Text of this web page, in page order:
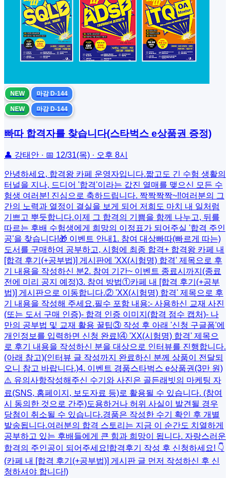
NEW 마감 D-144
NEW 마감 D-144
빠따 합격자를 찾습니다(스타벅스 e상품권 증정)
👤 강태안 · 📅 12/31(목) · 오후 8시
안녕하세요, 합격왕 카페 운영자입니다.​짧고도 긴 수험 생활의
터널을 지나, 드디어 '합격'이라는 값진 열매를 맺으신 모든 수
험생 여러분! 진심으로 축하드립니다. 짝짝짝짝~!!​여러분의 그
간의 노력과 열정이 결실을 보게 되어 저희도 마치 내 일처럼
기쁘고 뿌듯합니다.이제 그 합격의 기쁨을 함께 나누고, 뒤를
따르는 후배 수험생에게 희망의 이정표가 되어주실 '합격 주인
공'을 찾습니다!​​🎁 이벤트 안내1. 참여 대상빠따(빠르게 따는)
도서를 구매하여 공부하고, 시험에 최종 합격+ 합격왕 카페 내
[합격 후기(+공부법)] 게시판에 'XX(시험명) 합격' 제목으로 후
기 내용을 작성하신 분​2. 참여 기간~ 이벤트 종료시까지(종료
전에 미리 공지 예정)​3. 참여 방법①카페 내 [합격 후기(+공부
법)] 게시판으로 이동합니다.② 'XX(시험명) 합격' 제목으로 후
기 내용을 작성해 주세요.​필수 포함 내용:- 사용하신 교재 사진
(또는 도서 구매 인증)- 합격 인증 이미지(합격 점수 캡처)- 나
만의 공부법 및 교재 활용 꿀팁​③ ​작성 후 아래 '신청 구글폼'에
개인정보를 입력하면 신청 완료!④ 'XX(시험명) 합격' 제목으
로 후기 내용을 작성하신 분을 대상으로 인터뷰를 진행합니다.
(아래 참고)(인터뷰 글 작성까지 완료하신 분께 상품이 전달되
오니 참고 바랍니다.)4. 이벤트 경품스타벅스 e상품권(3만 원)​
⚠️ 유의사항작성해주신 수기와 사진은 골든래빗의 마케팅 자
료(SNS, 홈페이지, 보도자료 등)로 활용될 수 있습니다. (참여
시 동의한 것으로 간주)도용하거나 허위 사실이 발견될 경우
당첨이 취소될 수 있습니다.경품은 작성한 수기 확인 후 개별
발송됩니다.여러분의 합격 스토리는 지금 이 순간도 치열하게
공부하고 있는 후배들에게 큰 힘과 희망이 됩니다. 자랑스러운
합격의 주인공이 되어주세요!​합격후기 작성 후 신청하세요! 👇
(카페 내 [합격 후기(+공부법)] 게시판 글 먼저 작성하신 후 신
청하셔야 합니다!)